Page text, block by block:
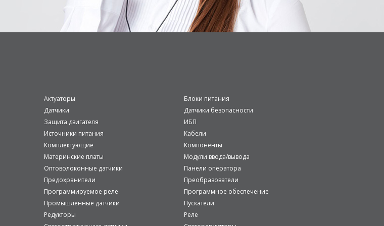
Актуаторы
Блоки питания
Датчики
Датчики безопасности
Защита двигателя
ИБП
Источники питания
Кабели
Комплектующие
Компоненты
Материнские платы
Модули ввода/вывода
Оптоволоконные датчики
Панели оператора
Предохранители
Преобразователи
Программируемое реле
Программное обеспечение
Промышленные датчики
Пускатели
Редукторы
Реле